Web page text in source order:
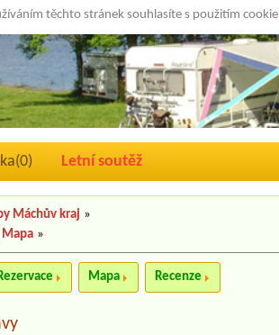
těchto stránek souhlasíte s použitím cookie
0) Letní soutěž
Máchův kraj »
»
Mapa Recenze